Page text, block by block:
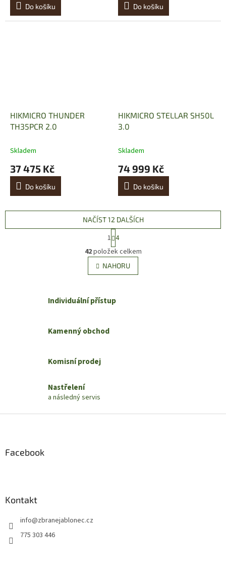
Do košíku Do košíku
HIKMICRO THUNDER
TH35PCR 2.0
Skladem
37 475 Kč
Do košíku
HIKMICRO STELLAR SH50L
3.0
Skladem
74 999 Kč
Do košíku
O
v
l
á
c
NAČÍST 12 DALŠÍCH
S
t
r
á
n
k
á
1 4
42položek celkem
NAHORU
Individuální přístup
Kamenný obchod
Komisní prodej
Nastřelení
a následný servis
Facebook
Kontakt
info@zbranejablonec.cz
775 303 446